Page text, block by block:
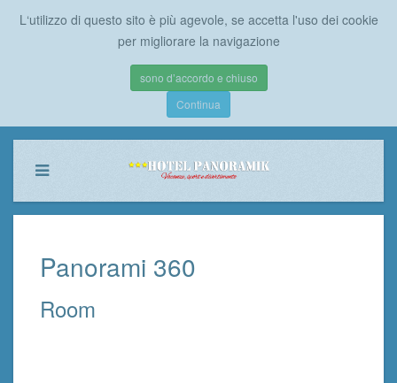
L‘utilizzo di questo sito è più agevole, se accetta l'uso dei cookie
per migliorare la navigazione
sono d’accordo e chiuso
Continua
Panorami 360
Room